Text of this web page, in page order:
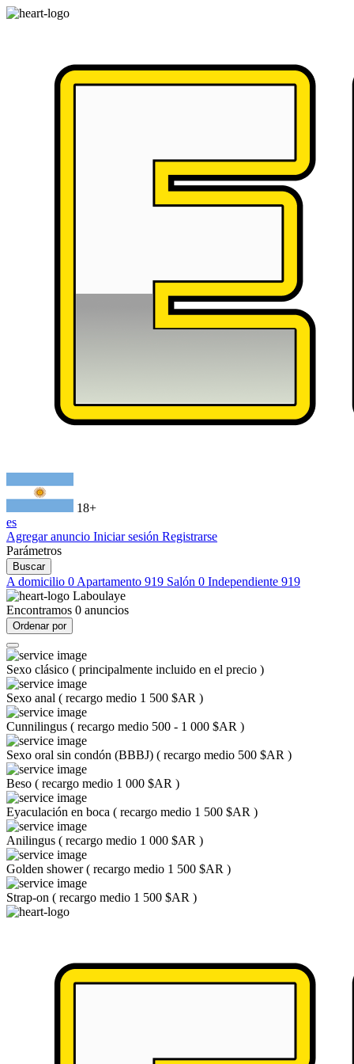
18+
es
Agregar anuncio Iniciar sesión Registrarse
Parámetros
Buscar
A domicilio 0 Apartamento 919 Salón 0 Independiente 919
Laboulaye
Encontramos 0 anuncios
Ordenar por
Sexo clásico ( principalmente incluido en el precio )
Sexo anal ( recargo medio 1 500 $AR )
Cunnilingus ( recargo medio 500 - 1 000 $AR )
Sexo oral sin condón (BBBJ) ( recargo medio 500 $AR )
Beso ( recargo medio 1 000 $AR )
Eyaculación en boca ( recargo medio 1 500 $AR )
Anilingus ( recargo medio 1 000 $AR )
Golden shower( recargo medio 1 500 $AR )
Strap-on ( recargo medio 1 500 $AR )